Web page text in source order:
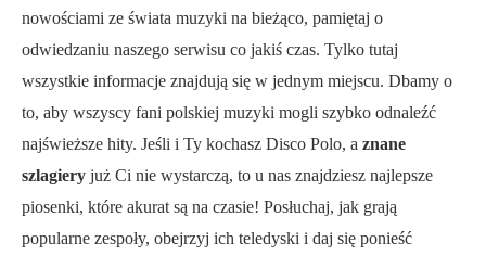
nowościami ze świata muzyki na bieżąco, pamiętaj o
odwiedzaniu naszego serwisu co jakiś czas. Tylko tutaj
wszystkie informacje znajdują się w jednym miejscu. Dbamy o
to, aby wszyscy fani polskiej muzyki mogli szybko odnaleźć
najświeższe hity. Jeśli i Ty kochasz Disco Polo, a znane
szlagiery już Ci nie wystarczą, to u nas znajdziesz najlepsze
piosenki, które akurat są na czasie! Posłuchaj, jak grają
popularne zespoły, obejrzyj ich teledyski i daj się ponieść